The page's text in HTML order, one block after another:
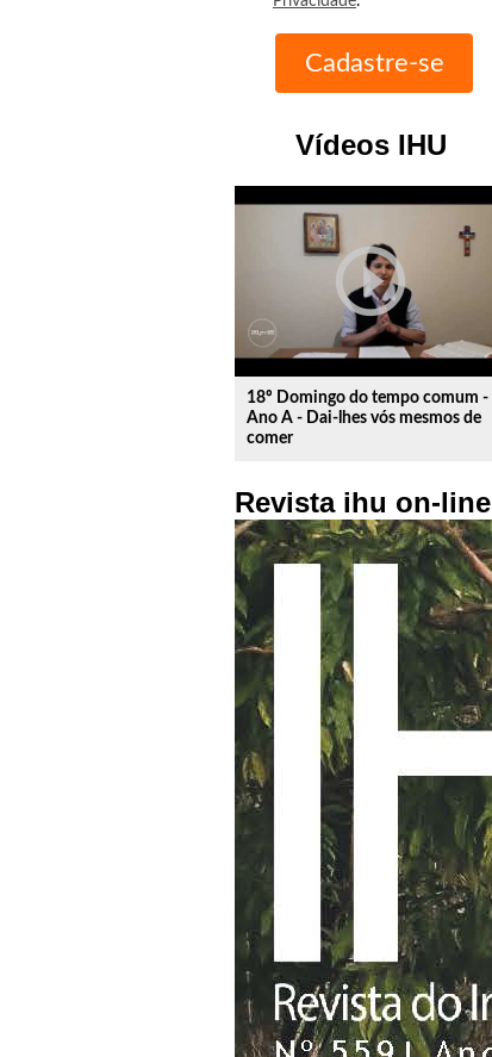
Vídeos IHU
play_circle_outline
18º Domingo do tempo comum -
Ano A - Dai-lhes vós mesmos de
comer
Revista ihu on-line